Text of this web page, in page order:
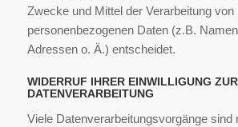
Zwecke und Mittel der Verarbeitung von
personenbezogenen Daten (z.B.
Adressen o. Ä.) entscheidet.
WIDERRUF IHRER EINWILLIGUNG ZUR
DATENVERARBEITUNG
Viele Datenverarbeitungsvorgänge sind